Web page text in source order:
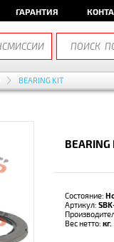
ГАРАНТИЯ
BEARING KIT
BEARING
Состояние:
Артикул:
Вес нетто: кг.